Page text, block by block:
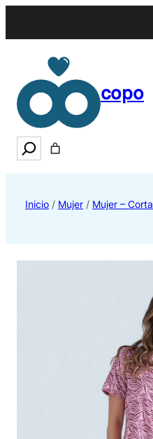
copo
Search
Inicio / Mujer / Mujer – Corta